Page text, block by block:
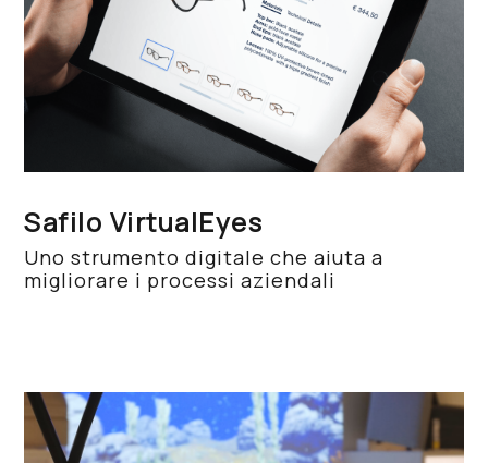
Safilo VirtualEyes
Uno strumento digitale che aiuta a
migliorare i processi aziendali